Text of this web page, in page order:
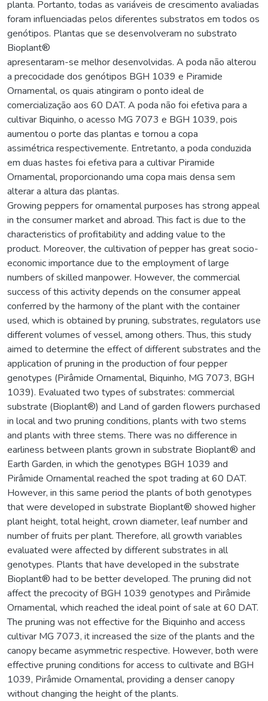
planta. Portanto, todas as variáveis de crescimento avaliadas
foram influenciadas pelos diferentes substratos em todos os
genótipos. Plantas que se desenvolveram no substrato
Bioplant®
apresentaram-se melhor desenvolvidas. A poda não alterou
a precocidade dos genótipos BGH 1039 e Piramide
Ornamental, os quais atingiram o ponto ideal de
comercialização aos 60 DAT. A poda não foi efetiva para a
cultivar Biquinho, o acesso MG 7073 e BGH 1039, pois
aumentou o porte das plantas e tornou a copa
assimétrica respectivemente. Entretanto, a poda conduzida
em duas hastes foi efetiva para a cultivar Piramide
Ornamental, proporcionando uma copa mais densa sem
alterar a altura das plantas.
Growing peppers for ornamental purposes has strong appeal
in the consumer market and abroad. This fact is due to the
characteristics of profitability and adding value to the
product. Moreover, the cultivation of pepper has great socio-
economic importance due to the employment of large
numbers of skilled manpower. However, the commercial
success of this activity depends on the consumer appeal
conferred by the harmony of the plant with the container
used, which is obtained by pruning, substrates, regulators use
different volumes of vessel, among others. Thus, this study
aimed to determine the effect of different substrates and the
application of pruning in the production of four pepper
genotypes (Pirâmide Ornamental, Biquinho, MG 7073, BGH
1039). Evaluated two types of substrates: commercial
substrate (Bioplant®) and Land of garden flowers purchased
in local and two pruning conditions, plants with two stems
and plants with three stems. There was no difference in
earliness between plants grown in substrate Bioplant® and
Earth Garden, in which the genotypes BGH 1039 and
Pirâmide Ornamental reached the spot trading at 60 DAT.
However, in this same period the plants of both genotypes
that were developed in substrate Bioplant® showed higher
plant height, total height, crown diameter, leaf number and
number of fruits per plant. Therefore, all growth variables
evaluated were affected by different substrates in all
genotypes. Plants that have developed in the substrate
Bioplant® had to be better developed. The pruning did not
affect the precocity of BGH 1039 genotypes and Pirâmide
Ornamental, which reached the ideal point of sale at 60 DAT.
The pruning was not effective for the Biquinho and access
cultivar MG 7073, it increased the size of the plants and the
canopy became asymmetric respective. However, both were
effective pruning conditions for access to cultivate and BGH
1039, Pirâmide Ornamental, providing a denser canopy
without changing the height of the plants.